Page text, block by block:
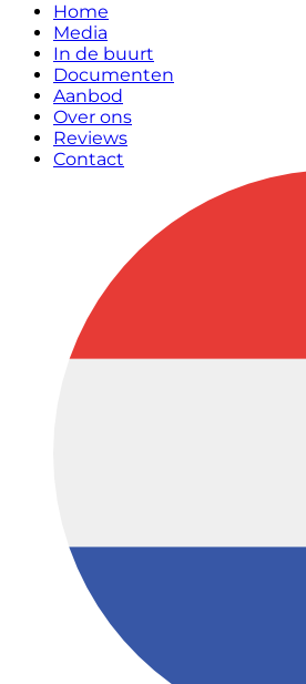
Home
Media
In de buurt
Documenten
Aanbod
Over ons
Reviews
Contact